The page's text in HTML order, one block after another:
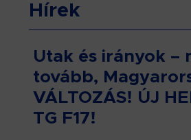
Hírek
Utak és irányok –
tovább,
VÁLTOZÁS! ÚJ
TG F17!